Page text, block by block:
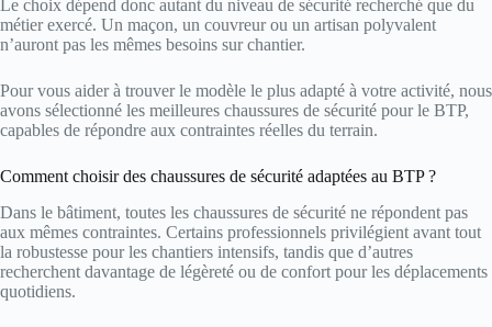
Le choix dépend donc autant du niveau de sécurité recherché que du
métier exercé. Un maçon, un couvreur ou un artisan polyvalent
n’auront pas les mêmes besoins sur chantier.
Pour vous aider à trouver le modèle le plus adapté à votre activité, nous
avons sélectionné les meilleures chaussures de sécurité pour le BTP,
capables de répondre aux contraintes réelles du terrain.
Comment choisir des chaussures de sécurité adaptées au BTP ?
Dans le bâtiment, toutes les chaussures de sécurité ne répondent pas
aux mêmes contraintes. Certains professionnels privilégient avant tout
la robustesse pour les chantiers intensifs, tandis que d’autres
recherchent davantage de légèreté ou de confort pour les déplacements
quotidiens.